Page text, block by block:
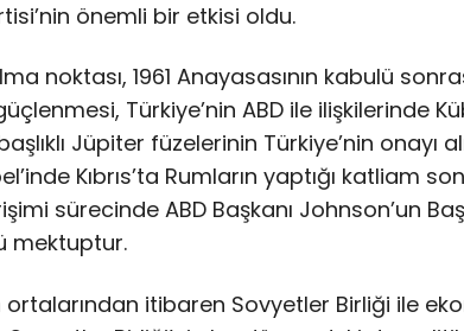
önemli bir etkisi oldu.
noktası, 1961 Anayasasının kabulü
Türkiye’nin ABD ile ilişkilerinde
Jüpiter füzelerinin Türkiye’nin onayı
Kıbrıs’ta Rumların yaptığı katliam
sürecinde ABD Başkanı Johnson’un
mektuptur.
ortalarından itibaren Sovyetler Birliği ile